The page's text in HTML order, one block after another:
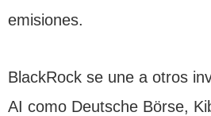
emisiones.
BlackRock se une a otros
AI como Deutsche Börse,